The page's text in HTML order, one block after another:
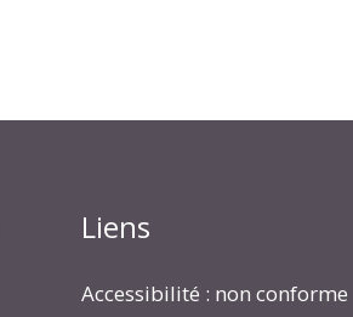
Liens
Accessibilité : non conforme